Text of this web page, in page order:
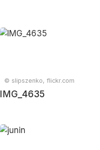
© slipszenko, flickr.com
IMG_4635